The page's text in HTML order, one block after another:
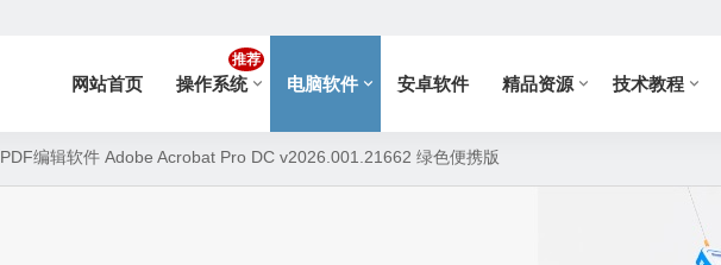
网站首页 操作系统
推荐
电脑软件 安卓软件 精品资源 技术教程
PDF编辑软件 Adobe Acrobat Pro DC v2026.001.21662 绿色便携版